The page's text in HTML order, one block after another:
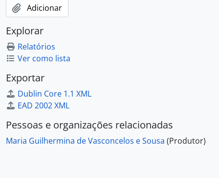
Adicionar
Explorar
Relatórios
Ver como lista
Exportar
Dublin Core 1.1 XML
EAD 2002 XML
Pessoas e organizações relacionadas
Maria Guilhermina de Vasconcelos e Sousa (Produtor)